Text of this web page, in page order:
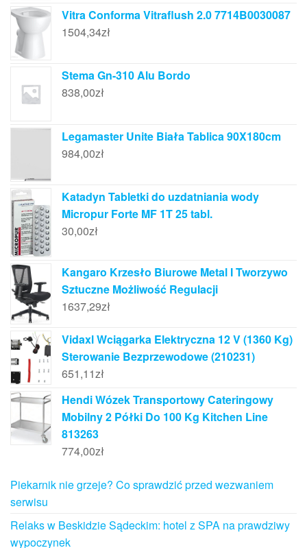
Vitra Conforma Vitraflush 2.0 7714B0030087
1504,34zł
Stema Gn-310 Alu Bordo
838,00zł
Legamaster Unite Biała Tablica 90X180cm
984,00zł
Katadyn Tabletki do uzdatniania wody
Micropur Forte MF 1T 25 tabl.
30,00zł
Kangaro Krzesło Biurowe Metal I Tworzywo
Sztuczne Możliwość Regulacji
1637,29zł
Vidaxl Wciągarka Elektryczna 12 V (1360 Kg)
Sterowanie Bezprzewodowe (210231)
651,11zł
Hendi Wózek Transportowy Cateringowy
Mobilny 2 Półki Do 100 Kg Kitchen Line
813263
774,00zł
Piekarnik nie grzeje? Co sprawdzić przed wezwaniem
serwisu
Relaks w Beskidzie Sądeckim: hotel z SPA na prawdziwy
wypoczynek